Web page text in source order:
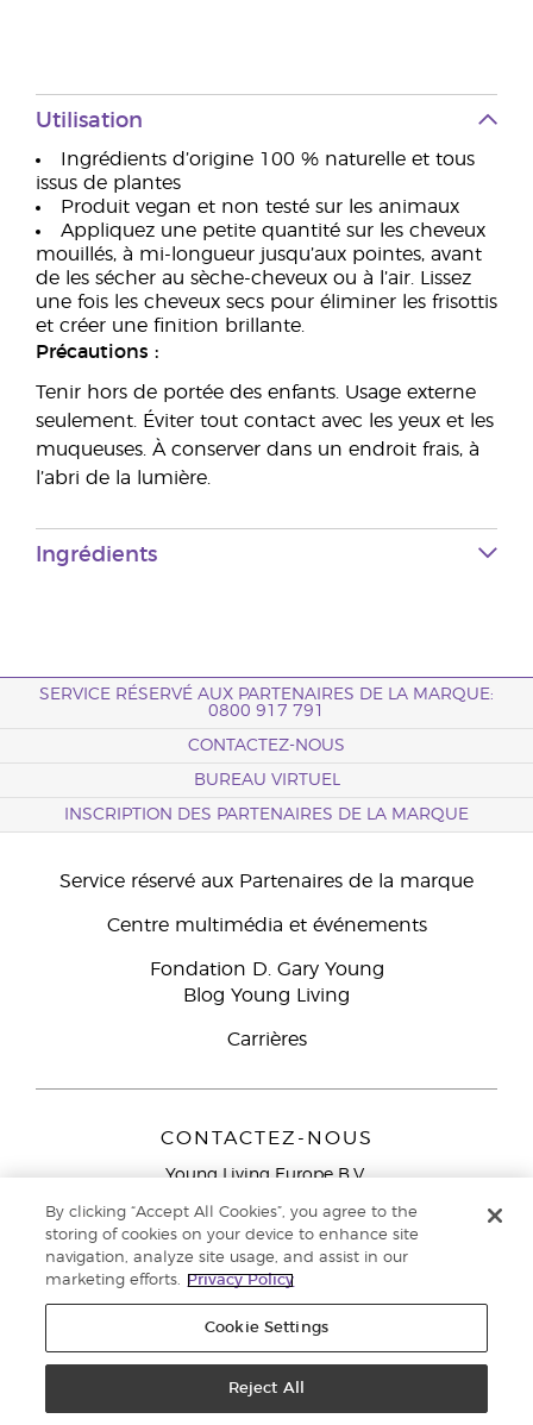
Utilisation
Ingrédients d’origine 100 % naturelle et tous
issus de plantes
Produit vegan et non testé sur les animaux
Appliquez une petite quantité sur les cheveux
mouillés, à mi-longueur jusqu’aux pointes, avant
de les sécher au sèche-cheveux ou à l’air. Lissez
une fois les cheveux secs pour éliminer les frisottis
et créer une finition brillante.
Précautions :
Tenir hors de portée des enfants. Usage externe
seulement. Éviter tout contact avec les yeux et les
muqueuses. À conserver dans un endroit frais, à
l’abri de la lumière.
Ingrédients
SERVICE RÉSERVÉ AUX PARTENAIRES DE LA MARQUE:
0800 917 791
CONTACTEZ-NOUS
BUREAU VIRTUEL
INSCRIPTION DES PARTENAIRES DE LA MARQUE
Service réservé aux Partenaires de la marque
Centre multimédia et événements
Fondation D. Gary Young
Blog Young Living
Carrières
CONTACTEZ-NOUS
Young Living Europe B.V.
9727 AJ Groningen
Service réservé aux Partenaires de la marque
791
Politique de confidentialité
By clicking “Accept All Cookies”, you agree to the
storing of cookies on your device to enhance site
navigation, analyze site usage, and assist in our
marketing efforts.
Privacy Policy
Cookie Settings
Reject All